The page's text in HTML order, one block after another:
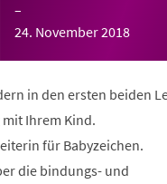
–
24. November 2018
in den ersten beiden
Ihrem Kind.
für Babyzeichen.
die bindungs- und